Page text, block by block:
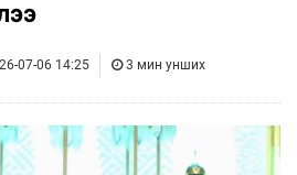
07-06 14:25 3 мин унших